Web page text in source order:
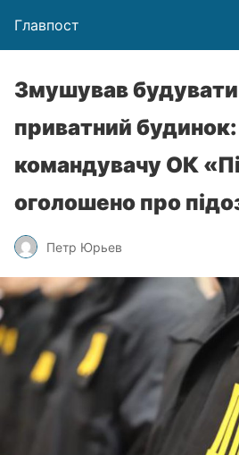
Главпост
Змушував будувати
приватний будинок:
командувачу ОК
оголошено про
Петр Юрьев